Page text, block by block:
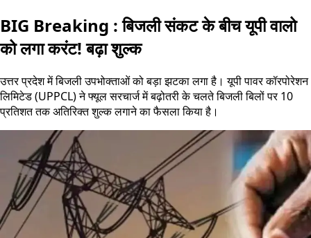
BIG Breaking : बिजली संकट के बीच यूपी वालो
को लगा करंट! बढ़ा शुल्क
उत्तर प्रदेश में बिजली उपभोक्ताओं को बड़ा झटका लगा है। यूपी पावर कॉरपोरेशन
लिमिटेड (UPPCL) ने फ्यूल सरचार्ज में बढ़ोतरी के चलते बिजली बिलों पर 10
प्रतिशत तक अतिरिक्त शुल्क लगाने का फैसला किया है।